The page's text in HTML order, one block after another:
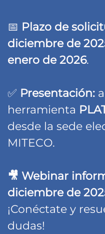
📅 Plazo de
diciembre de
enero de 2026.
✅ Presentación:
herramienta
desde la sede
MITECO.
🎥 Webinar
diciembre de
¡Conéctate y
dudas!